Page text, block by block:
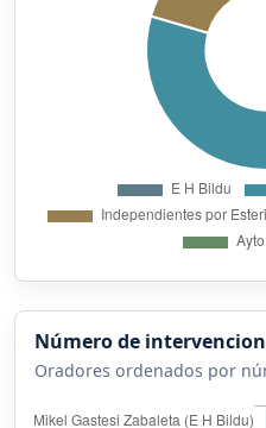
Número de
Oradores ordenados por